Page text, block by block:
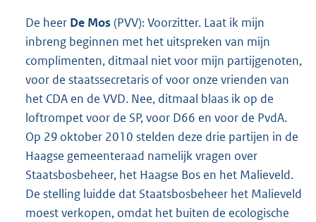
De heer De Mos (PVV): Voorzitter. Laat ik mijn
inbreng beginnen met het uitspreken van mijn
complimenten, ditmaal niet voor mijn partijgenoten,
voor de staatssecretaris of voor onze vrienden van
het CDA en de VVD. Nee, ditmaal blaas ik op de
loftrompet voor de SP, voor D66 en voor de PvdA.
Op 29 oktober 2010 stelden deze drie partijen in de
Haagse gemeenteraad namelijk vragen over
Staatsbosbeheer, het Haagse Bos en het Malieveld.
De stelling luidde dat Staatsbosbeheer het Malieveld
moest verkopen, omdat het buiten de ecologische